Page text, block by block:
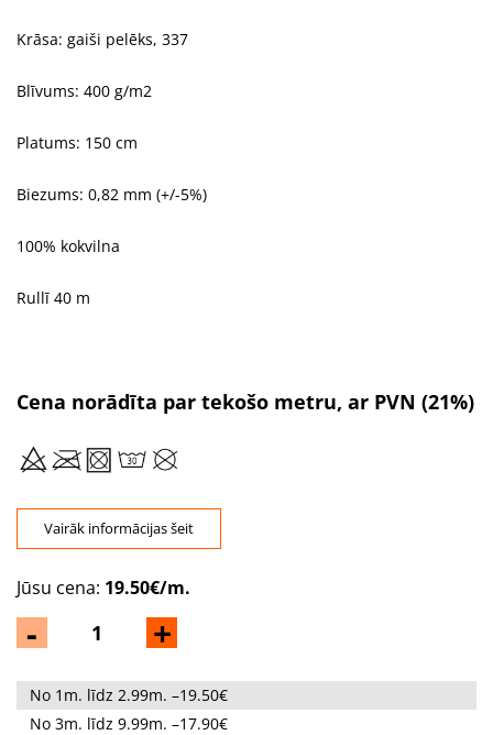
Krāsa: gaiši pelēks, 337
Blīvums: 400 g/m2
Platums: 150 cm
Biezums: 0,82 mm (+/-5%)
100% kokvilna
Rullī 40 m
Cena norādīta par tekošo metru, ar PVN (21%)
Vairāk informācijas šeit
- +
Jūsu cena: 19.50€/m.
No 1m. līdz 2.99m. –19.50€
No 3m. līdz 9.99m. –17.90€